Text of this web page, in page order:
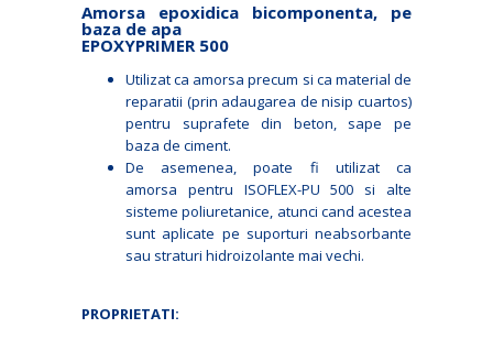
Amorsa epoxidica bicomponenta, pe
baza de apa
EPOXYPRIMER 500
Utilizat ca amorsa precum si ca material de
reparatii (prin adaugarea de nisip cuartos)
pentru suprafete din beton, sape pe
baza de ciment.
De asemenea, poate fi utilizat ca
amorsa pentru ISOFLEX-PU 500 si alte
sisteme poliuretanice, atunci cand acestea
sunt aplicate pe suporturi neabsorbante
sau straturi hidroizolante mai vechi.
PROPRIETATI: